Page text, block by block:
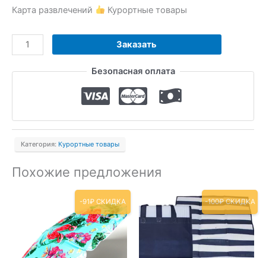
Карта развлечений
Курортные товары
Количество
товара
Путеводитель
Карта
Заказать
Безопасная оплата
Категория: Курортные товары
Похожие предложения
-91₽ СКИДКА -100₽ СКИДКА